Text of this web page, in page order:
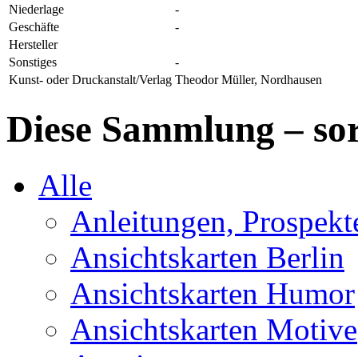
Niederlage
-
Geschäfte
-
Hersteller
Sonstiges
-
Kunst- oder Druckanstalt/Verlag Theodor Müller, Nordhausen
Diese Sammlung –
Alle
Anleitungen,
Ansichtskarten Berlin
Ansichtskarten Humor
Ansichtskarten Motive